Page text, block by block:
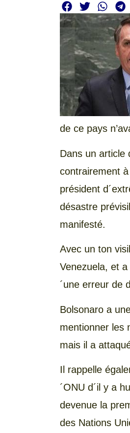
de ce pays
Dans un article
contrairement
président
désastre
manifesté.
Avec un ton
Venezuela, et
´une erreur de
Bolsonaro a
mentionner les
mais il a
Il rappelle
´ONU d´il y a
devenue la
des Nations